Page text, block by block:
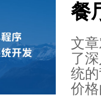
价
性
行
餐
了
提
餐
文
了
统
价